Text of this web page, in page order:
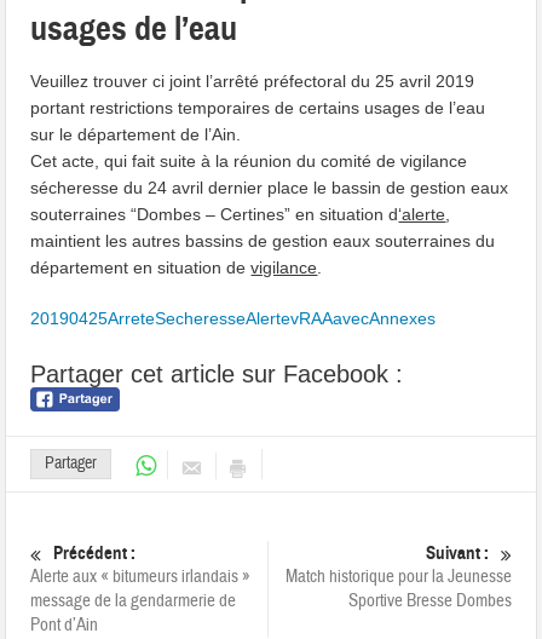
usages de l’eau
Veuillez trouver ci joint l’arrêté préfectoral du 25 avril 2019
portant restrictions temporaires de certains usages de l’eau
sur le département de l’Ain.
Cet acte, qui fait suite à la réunion du comité de vigilance
sécheresse du 24 avril dernier place le bassin de gestion eaux
souterraines “Dombes – Certines” en situation d‘alerte
maintient les autres bassins de gestion eaux souterraines du
département en situation devigilance
20190425ArreteSecheresseAlertevRAAavecAnnexes
Partager cet article sur Facebook :
Partager
Précédent :
Alerte aux « bitumeurs irlandais »
message de la gendarmerie de
Pont d’Ain
Suivant :
Match historique pour la Jeunesse
Sportive Bresse Dombes